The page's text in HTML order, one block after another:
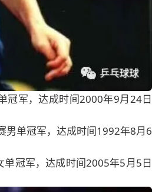
冠军，达成时间2000年9月24日
男单冠军，达成时间1992年8月6
冠军，达成时间2005年5月5日